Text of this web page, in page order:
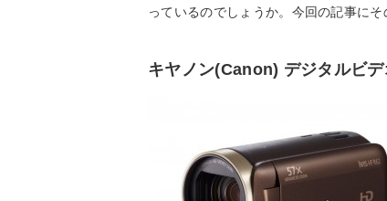
っているのでしょうか。今回の記事にそ
キヤノン(Canon) デジタルビ